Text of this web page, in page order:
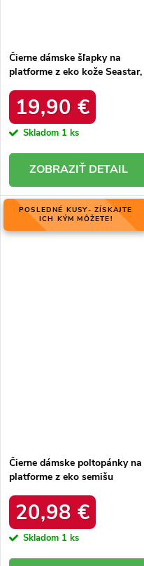
Čierne dámske šľapky na
platforme z eko kože Seastar,
19,90 €
Skladom 1 ks
DETAIL
POSLEDNÉ KUSY- ZÍSKAJTE
ICH KÝM MÔŽETE!
Čierne dámske poltopánky na
platforme z eko semišu
20,98 €
Skladom 1 ks